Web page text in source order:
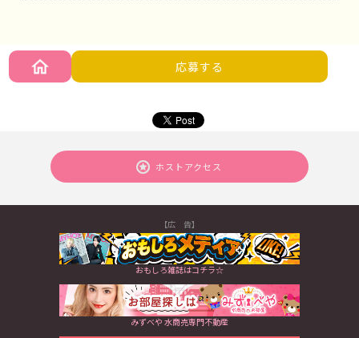
応募する
ホストアクセス
【広 告】
おもしろ雑誌はコチラ☆
みずべや 水商売専門不動産